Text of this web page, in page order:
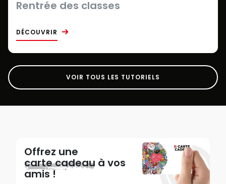
Rentrée des classes
DÉCOUVRIR
VOIR TOUS LES TUTORIELS
Offrez une
carte cadeau à vos
amis !